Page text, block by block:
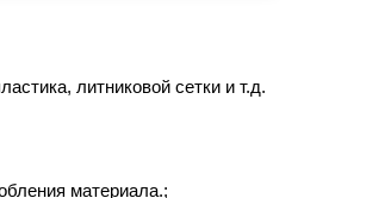
литниковой сетки и т.д.
материала.;